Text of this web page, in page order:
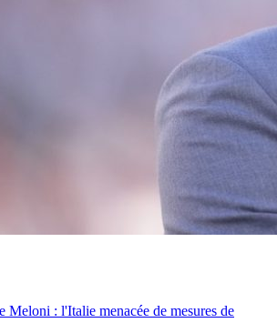
Meloni : l'Italie menacée de mesures de